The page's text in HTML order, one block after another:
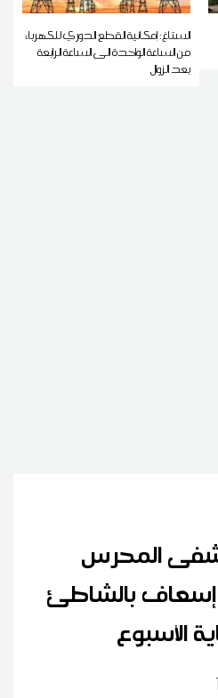
الستاغ: إمكانية القطع الدوري للكهرباء
من الساعة الواحدة الى الساعة الرابعة
بعد الزوال
المحرس
بالشاطئ
الأسبوع